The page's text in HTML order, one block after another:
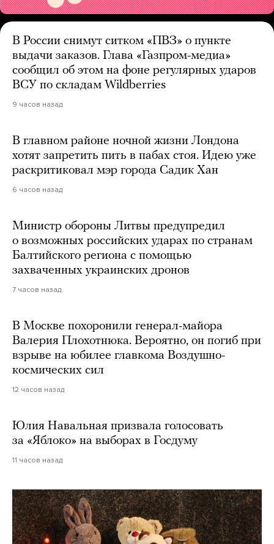
В России снимут ситком «ПВЗ» о пункте
выдачи заказов. Глава «Газпром-медиа»
сообщил об этом на фоне регулярных ударов
ВСУ по складам Wildberries
9 часов назад
В главном районе ночной жизни Лондона
хотят запретить пить в пабах стоя. Идею уже
раскритиковал мэр города Садик Хан
6 часов назад
Министр обороны Литвы предупредил
о возможных российских ударах по странам
Балтийского региона с помощью
захваченных украинских дронов
7 часов назад
В Москве похоронили генерал-майора
Валерия Плохотнюка. Вероятно, он погиб при
взрыве на юбилее главкома Воздушно-
космических сил
12 часов назад
Юлия Навальная призвала голосовать
за «Яблоко» на выборах в Госдуму
11 часов назад